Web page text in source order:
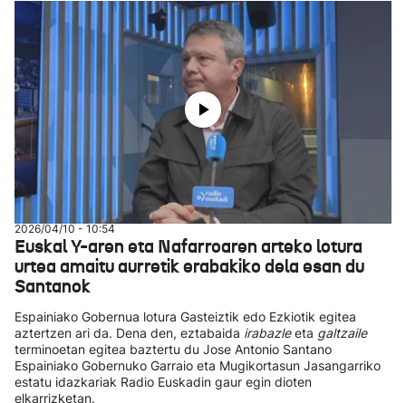
2026/04/10 - 10:54
Euskal Y-aren eta Nafarroaren arteko lotura
urtea amaitu aurretik erabakiko dela esan du
Santanok
Espainiako Gobernua lotura Gasteiztik edo Ezkiotik egitea
aztertzen ari da. Dena den, eztabaida irabazleeta galtzaile
terminoetan egitea baztertu du Jose Antonio Santano
Espainiako Gobernuko Garraio eta Mugikortasun Jasangarriko
estatu idazkariak Radio Euskadin gaur egin dioten
elkarrizketan.